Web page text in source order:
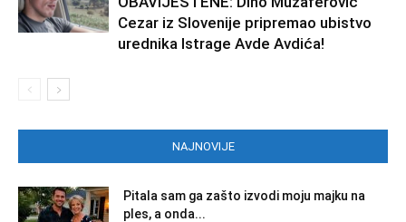
Cezar iz Slovenije pripremao ubistvo
urednika Istrage Avde Avdića!
NAJNOVIJE
Pitala sam ga zašto izvodi moju majku na
ples, a onda...